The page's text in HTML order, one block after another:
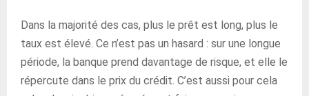
Dans la majorité des cas, plus le prêt est long, plus le
taux est élevé. Ce n’est pas un hasard : sur une longue
période, la banque prend davantage de risque, et elle le
répercute dans le prix du crédit. C’est aussi pour cela